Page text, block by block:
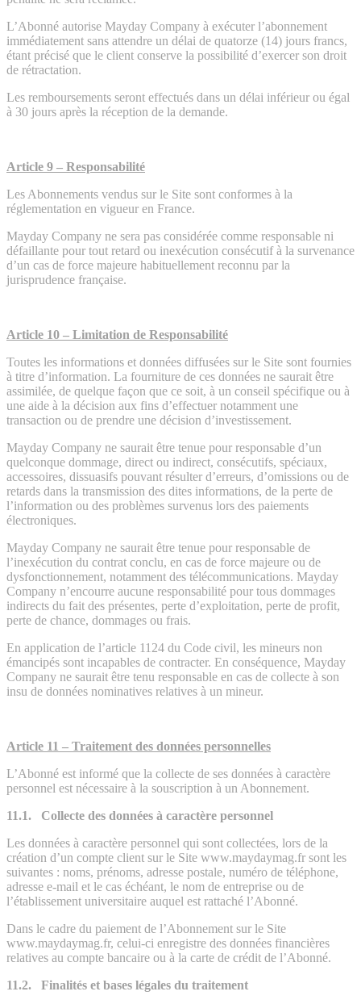
L’Abonné autorise Mayday Company à exécuter l’abonnement
immédiatement sans attendre un délai de quatorze (14) jours francs,
étant précisé que le client conserve la possibilité d’exercer son droit
de rétractation.
Les remboursements seront effectués dans un délai inférieur ou égal
à 30 jours après la réception de la demande.
Article 9 – Responsabilité
Les Abonnements vendus sur le Site sont conformes à la
réglementation en vigueur en France.
Mayday Company ne sera pas considérée comme responsable ni
défaillante pour tout retard ou inexécution consécutif à la survenance
d’un cas de force majeure habituellement reconnu par la
jurisprudence française.
Article 10 – Limitation de Responsabilité
Toutes les informations et données diffusées sur le Site sont fournies
à titre d’information. La fourniture de ces données ne saurait être
assimilée, de quelque façon que ce soit, à un conseil spécifique ou à
une aide à la décision aux fins d’effectuer notamment une
transaction ou de prendre une décision d’investissement.
Mayday Company ne saurait être tenue pour responsable d’un
quelconque dommage, direct ou indirect, consécutifs, spéciaux,
accessoires, dissuasifs pouvant résulter d’erreurs, d’omissions ou de
retards dans la transmission des dites informations, de la perte de
l’information ou des problèmes survenus lors des paiements
électroniques.
Mayday Company ne saurait être tenue pour responsable de
l’inexécution du contrat conclu, en cas de force majeure ou de
dysfonctionnement, notamment des télécommunications. Mayday
Company n’encourre aucune responsabilité pour tous dommages
indirects du fait des présentes, perte d’exploitation, perte de profit,
perte de chance, dommages ou frais.
En application de l’article 1124 du Code civil, les mineurs non
émancipés sont incapables de contracter. En conséquence, Mayday
Company ne saurait être tenu responsable en cas de collecte à son
insu de données nominatives relatives à un mineur.
Article 11 – Traitement des données personnelles
L’Abonné est informé que la collecte de ses données à caractère
personnel est nécessaire à la souscription à un Abonnement.
11.1. Collecte des données à caractère personnel
Les données à caractère personnel qui sont collectées, lors de la
création d’un compte client sur le Site www.maydaymag.fr sont les
suivantes : noms, prénoms, adresse postale, numéro de téléphone,
adresse e-mail et le cas échéant, le nom de entreprise ou de
l’établissement universitaire auquel est rattaché l’Abonné.
Dans le cadre du paiement de l’Abonnement sur le Site
www.maydaymag.fr, celui-ci enregistre des données financières
relatives au compte bancaire ou à la carte de crédit de l’Abonné.
11.2. Finalités et bases légales du traitement